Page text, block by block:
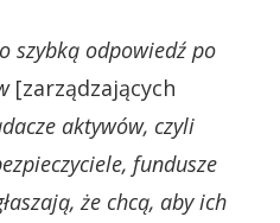
szybką odpowiedź po
[zarządzających
aktywów, czyli
fundusze
że chcą, aby ich